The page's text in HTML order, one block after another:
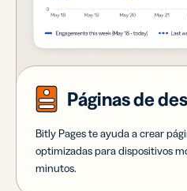
Páginas de
Bitly Pages te ayuda a crear
optimizadas para dispositivos
minutos.